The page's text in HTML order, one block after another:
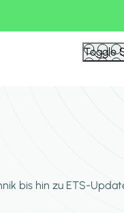
Toggle
bis hin zu ETS-